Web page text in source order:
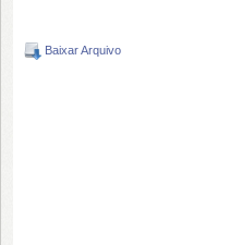
Baixar Arquivo